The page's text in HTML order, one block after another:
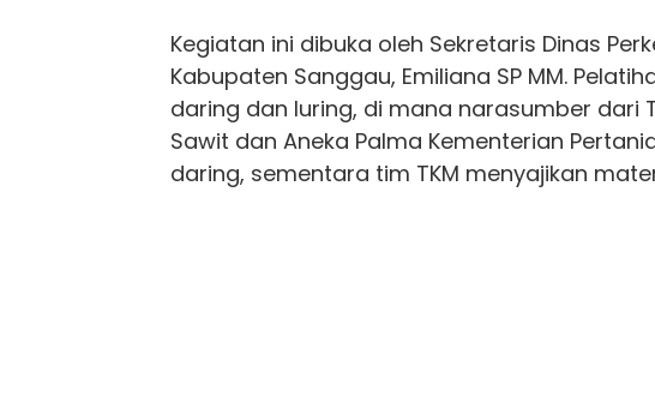
Kegiatan ini dibuka oleh Sekretaris Dinas
Kabupaten Sanggau, Emiliana SP MM.
daring dan luring, di mana narasumber dari
Sawit dan Aneka Palma Kementerian
daring, sementara tim TKM menyajikan